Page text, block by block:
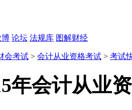
博 论坛 法规库 图解财经
会考试 > 会计从业资格考试 > 考试
年会计从业